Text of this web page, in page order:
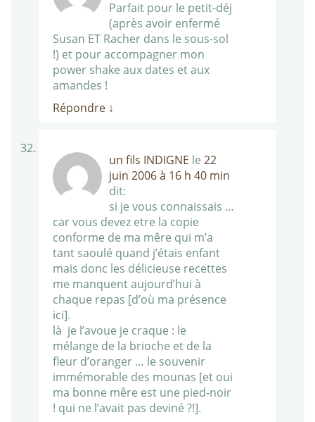
Parfait pour le petit-déj
(après avoir enfermé
Susan ET Racher dans le sous-sol
!) et pour accompagner mon
power shake aux dates et aux
amandes !
Répondre ↓
un fils INDIGNE le 22
juin 2006 à 16 h 40 min
dit:
si je vous connaissais …
car vous devez etre la copie
conforme de ma mêre qui m’a
tant saoulé quand j’étais enfant
mais donc les délicieuse recettes
me manquent aujourd’hui à
chaque repas [d’où ma présence
ici].
là je l’avoue je craque : le
mélange de la brioche et de la
fleur d’oranger … le souvenir
immémorable des mounas [et oui
ma bonne mêre est une pied-noir
! qui ne l’avait pas deviné ?!].